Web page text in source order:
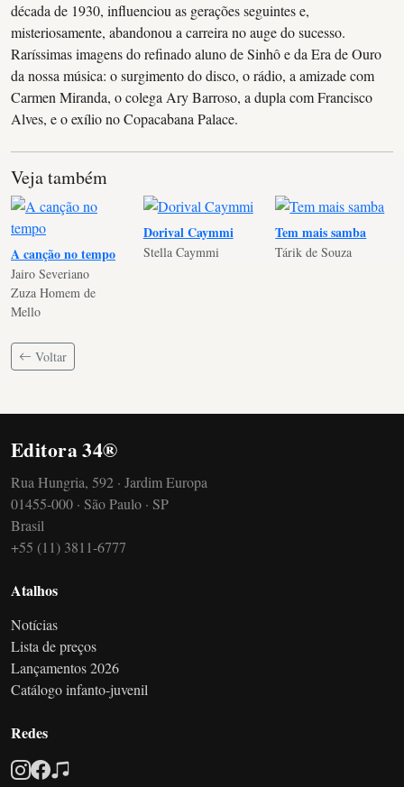
década de 1930, influenciou as gerações seguintes e,
misteriosamente, abandonou a carreira no auge do sucesso.
Raríssimas imagens do refinado aluno de Sinhô e da Era de Ouro
da nossa música: o surgimento do disco, o rádio, a amizade com
Carmen Miranda, o colega Ary Barroso, a dupla com Francisco
Alves, e o exílio no Copacabana Palace.
Veja também
A canção no tempo
Jairo Severiano
Zuza Homem de
Mello
Dorival Caymmi
Stella Caymmi
Tem mais samba
Tárik de Souza
Voltar
Editora 34®
Rua Hungria, 592 · Jardim Europa
01455-000 · São Paulo · SP
Brasil
+55 (11) 3811-6777
Atalhos
Notícias
Lista de preços
Lançamentos 2026
Catálogo infanto-juvenil
Redes